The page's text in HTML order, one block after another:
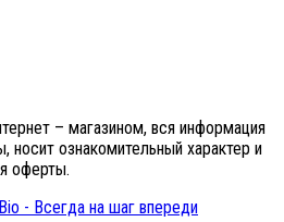
– магазином, вся информация
носит ознакомительный характер и
оферты.
- Всегда на шаг впереди